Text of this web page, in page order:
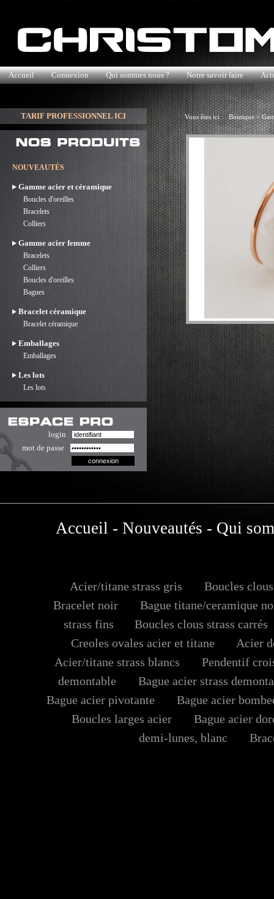
Accueil Connexion Qui sommes nous ? Notre savoir faire
TARIF PROFESSIONNEL ICI
NOUVEAUTÉS
Gamme acier et céramique
Boucles d'oreilles
Bracelets
Colliers
Gamme acier femme
Bracelets
Colliers
Boucles d'oreilles
Bagues
Bracelet céramique
Bracelet céramique
Emballages
Emballages
Les lots
Les lots
login
mot de passe
Vous êtes ici :Boutique>
Accueil - Nouveautés - Qui
Acier/titane strass gris
Boucles
Bracelet noir
Bague titane/ceramique
strass fins
Boucles clous strass carrés
Creoles ovales acier et titane
Acier
Acier/titane strass blancs
Pendentif
demontable
Bague acier strass
Bague acier pivotante
Bague acier
Boucles larges acier
Bague acier
demi-lunes, blanc